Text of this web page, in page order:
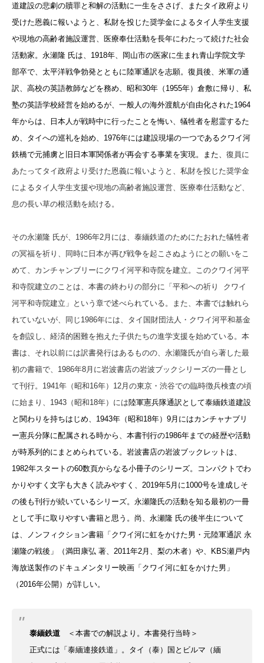
道建設の悲劇の贖罪と和解の活動に一生をささげ、またタイ政府より
受けた恩義に報いようと、私財を投じた奨学金によるタイ人学生支援
や現地の高齢者施設運営、医療奉仕活動を長年にわたって続けた社会
活動家。永瀬隆 氏は、 1918年、岡山市の医家に生まれ青山学院文学
部卒で、太平洋戦争勃発とともに陸軍通訳を志願。 復員後、米軍の通
訳、高校の英語教師などを務め、昭和30年（1955年）倉敷に帰り、私
塾の英語学校経営を始めるが、一般人の海外渡航が自由化された1964
年からは、日本人が戦時中に行ったことを悔い、犠牲者を慰霊するた
め、タイへの巡礼を始め、1976年には建設現場の一つであるクワイ河
鉄橋で元捕虜と旧日本軍関係者が再会する事業を実現。また、 復員に
あたってタイ政府より受けた恩義に報いようと、私財を投じた奨学金
によるタイ人学生支援や現地の高齢者施設運営、医療奉仕活動など、
息の長い草の根活動を続ける。
その永瀬隆 氏が、1986年2月には、泰緬鉄道のためにたおれた犠牲者
の冥福を祈り、同時に日本が再び戦争を起こさぬようにとの願いをこ
めて、カンチャンブリーにクワイ河平和寺院を建立。このクワイ河平
和寺院建立のことは、本書の終わりの部分に「平和への祈り クワイ
河平和寺院建立」という章で述べられている。また、本書では触れら
れていないが、同じ1986年には、タイ国財団法人・クワイ河平和基金
を創設し、経済的困難を抱えた子供たちの進学支援を始めている。本
書は、それ以前には訳書発行はあるものの、永瀬隆氏が自ら著した最
初の書籍で、1986年8月に岩波書店の岩波ブックシリーズの一冊とし
て刊行。1941年（昭和16年）12月の東京・渋谷での臨時徴兵検査の頃
に始まり、1943（昭和18年）には陸軍憲兵隊通訳として泰緬鉄道建設
と関わりを持ちはじめ、1943年（昭和18年）9月にはカンチャナブリ
ー憲兵分隊に配属される時から、本書刊行の1986年までの経歴や活動
が時系列的にまとめられている。岩波書店の岩波ブックレットは、
1982年スタートの60数頁からなる小冊子のシリーズ。コンパクトでわ
かりやすく文字も大きく読みやすく、2019年5月に1000号を達成しそ
の後も刊行が続いているシリーズ。永瀬隆氏の活動を知る最初の一冊
として手に取りやすい書籍と思う。尚、永瀬隆 氏の後半生について
は、ノンフィクション書籍「クワイ河に虹をかけた男・元陸軍通訳 永
瀬隆の戦後」（満田康弘 著、2011年2月、梨の木者）や、KBS瀬戸内
海放送製作のドキュメンタリー映画「クワイ河に虹をかけた男」
（2016年公開）が詳しい。
泰緬鉄道
＜本書での解説より。本書発行当時＞
正式には「泰緬連接鉄道」。タイ（泰）国とビルマ（緬